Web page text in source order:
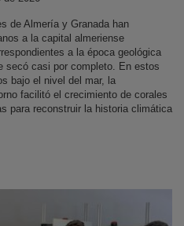
de Almería y Granada han
a la capital almeriense
a la época geológica
secó casi por completo. En estos
bajo el nivel del mar, la
facilitó el crecimiento de corales
para reconstruir la historia climática